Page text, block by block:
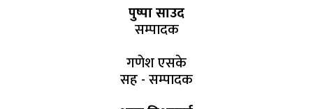
पुष्पा साउद
सम्पादक
गणेश एसके
सह - सम्पादक